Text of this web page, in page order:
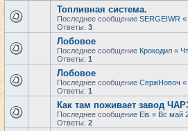
Топливная система.
Последнее сообщение SERGEIWR «
Ответы: 3
Лобовое
Последнее сообщение Крокодил «
Ответы: 1
Лобовое
Последнее сообщение СержНовоч «
Ответы: 1
Как там поживает завод
Последнее сообщение Eis « Вс май
Ответы: 2